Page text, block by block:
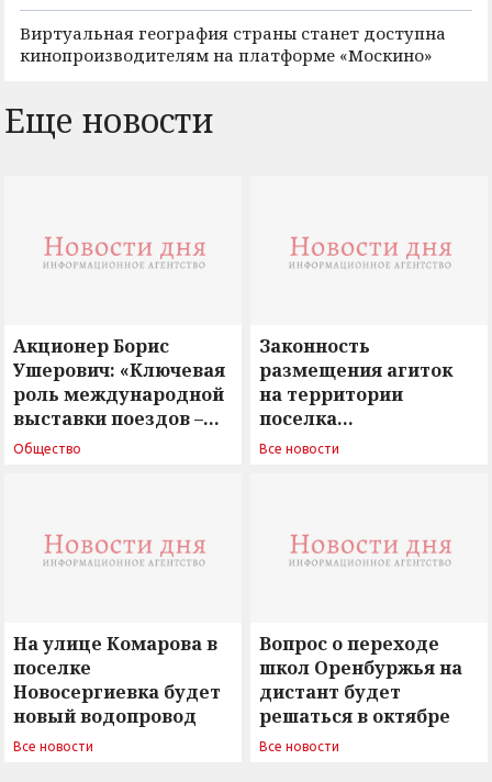
Виртуальная география страны станет доступна
кинопроизводителям на платформе «Москино»
Еще новости
Акционер Борис
Ушерович: «Ключевая
роль международной
выставки поездов –
поиск ответов на
Общество
Законность
размещения агиток
на территории
поселка
Новосергиевка
Все новости
На улице Комарова в
поселке
Новосергиевка будет
новый водопровод
Все новости
Вопрос о переходе
школ Оренбуржья на
дистант будет
решаться в октябре
Все новости